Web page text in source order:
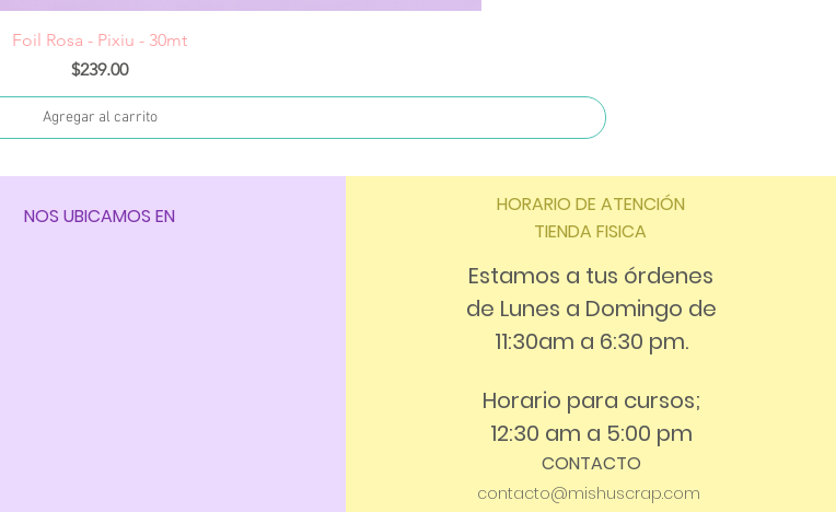
Vista rápida
Foil Rosa - Pixiu - 30mt
Precio
$239.00
Agregar al carrito
NOS UBICAMOS EN
HORARIO DE ATENCIÓN
TIENDA FISICA
Estamos a tus órdenes
de Lunes a Domingo de
11:30am a 6:30 pm.
Horario para cursos;
12:30 am a 5:00 pm
CONTACTO
contacto@mishuscrap.com